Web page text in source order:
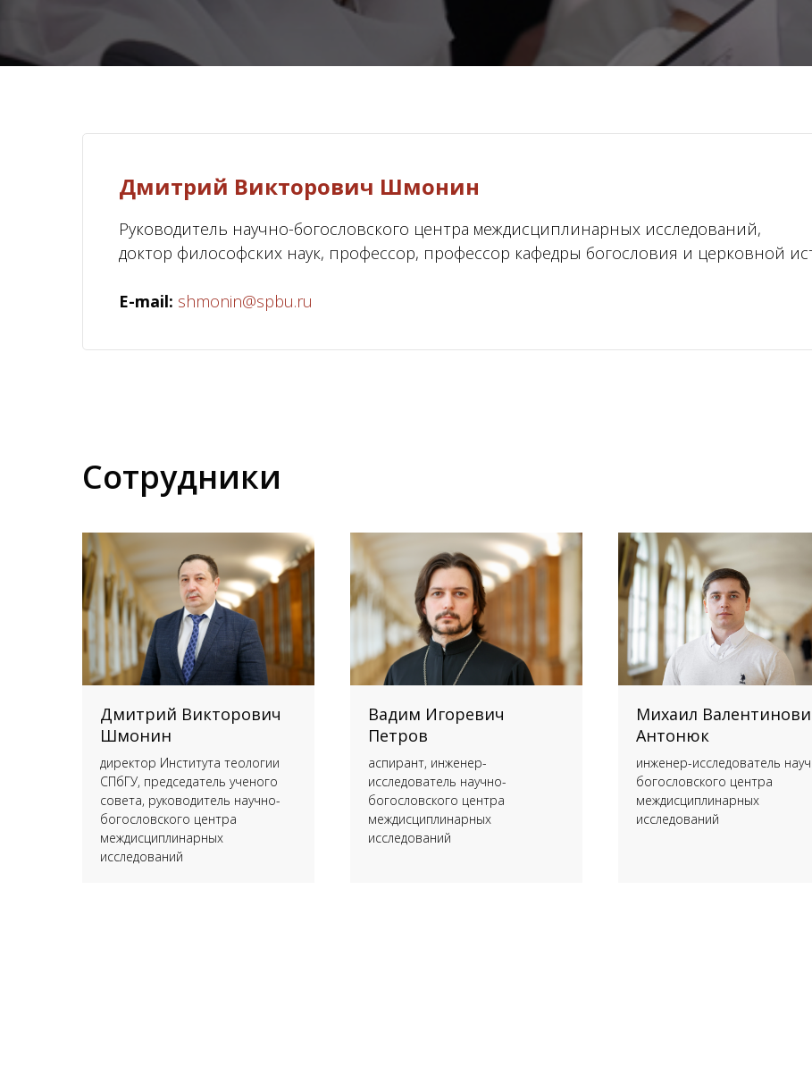
Дмитрий Викторович Шмонин
Руководитель научно-богословского центра междисциплинарных исследований,
доктор философских наук, профессор, профессор кафедры богословия и церковной
E-mail: shmonin@spbu.ru
Сотрудники
Дмитрий Викторович
Шмонин
директор Института теологии
СПбГУ, председатель ученого
совета, руководитель научно-
богословского центра
междисциплинарных
исследований
Вадим Игоревич
Петров
аспирант, инженер-
исследователь научно-
богословского центра
междисциплинарных
исследований
Михаил
Антонюк
инженер-исследователь
богословского центра
междисциплинарных
исследований